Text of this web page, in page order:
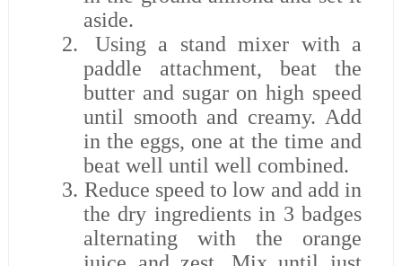
aside.
2.
Using a stand mixer with a
paddle attachment, beat the
butter and sugar on high speed
until smooth and creamy. Add
in the eggs, one at the time and
beat well until well combined.
3. Reduce speed to low and add in
the dry ingredients in 3 badges
alternating with the orange